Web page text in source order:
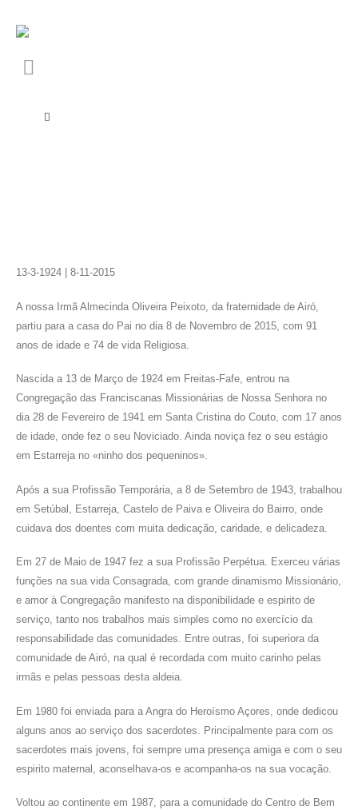
13-3-1924 | 8-11-2015
A nossa Irmã Almecinda Oliveira Peixoto, da fraternidade de Airó,
partiu para a casa do Pai no dia 8 de Novembro de 2015, com 91
anos de idade e 74 de vida Religiosa.
Nascida a 13 de Março de 1924 em Freitas-Fafe, entrou na
Congregação das Franciscanas Missionárias de Nossa Senhora no
dia 28 de Fevereiro de 1941 em Santa Cristina do Couto, com 17 anos
de idade, onde fez o seu Noviciado. Ainda noviça fez o seu estágio
em Estarreja no «ninho dos pequeninos».
Após a sua Profissão Temporária, a 8 de Setembro de 1943, trabalhou
em Setúbal, Estarreja, Castelo de Paiva e Oliveira do Bairro, onde
cuidava dos doentes com muita dedicação, caridade, e delicadeza.
Em 27 de Maio de 1947 fez a sua Profissão Perpétua. Exerceu várias
funções na sua vida Consagrada, com grande dinamismo Missionário,
e amor à Congregação manifesto na disponibilidade e espirito de
serviço, tanto nos trabalhos mais simples como no exercício da
responsabilidade das comunidades. Entre outras, foi superiora da
comunidade de Airó, na qual é recordada com muito carinho pelas
irmãs e pelas pessoas desta aldeia.
Em 1980 foi enviada para a Angra do Heroísmo Açores, onde dedicou
alguns anos ao serviço dos sacerdotes. Principalmente para com os
sacerdotes mais jovens, foi sempre uma presença amiga e com o seu
espirito maternal, aconselhava-os e acompanha-os na sua vocação.
Voltou ao continente em 1987, para a comunidade do Centro de Bem